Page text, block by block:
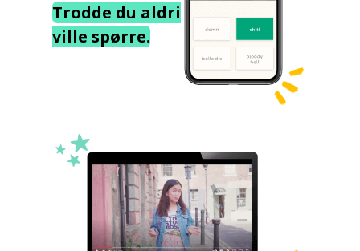
Trodde du aldri
ville spørre.